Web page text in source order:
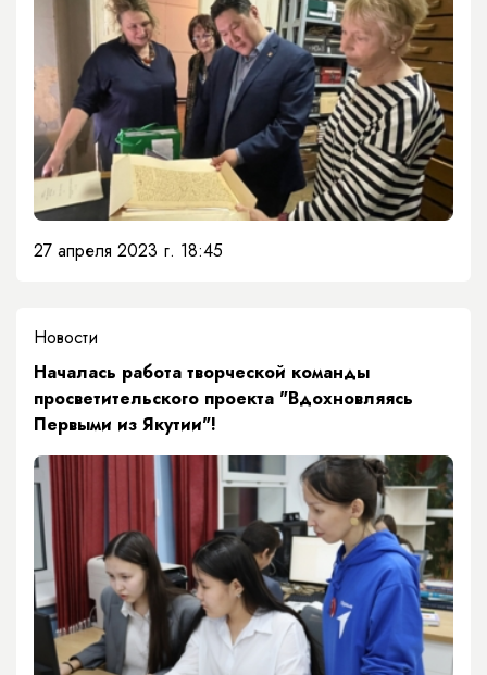
27 апреля 2023 г. 18:45
Новости
​Началась работа творческой команды
просветительского проекта "Вдохновляясь
Первыми из Якутии"!